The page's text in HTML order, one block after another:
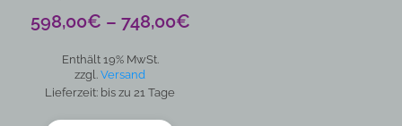
598,00€ – 748,00€Preisspanne:
Enthält 19% MwSt.
zzgl.Versand
Lieferzeit: bis zu 21 Tage